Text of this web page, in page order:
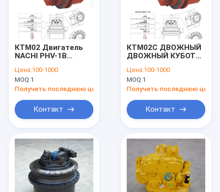
КТМ02 Двигатель
NACHI PHV-1B
KUBOTA U15-3
Цена:100-1000
MOQ:1
Получить последнюю цену
Контакт
КТМ02С ДВОЖНЫЙ
ДВОЖНЫЙ КУБОТА
KX41.2В
Цена:100-1000
MOQ:1
Получить последнюю цену
Контакт